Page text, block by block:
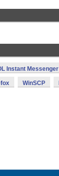
Instant Messenger
WinSCP